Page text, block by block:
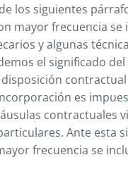
los siguientes
mayor frecuencia
y algunas
el significado
es
contractuales
Ante esta
frecuencia se